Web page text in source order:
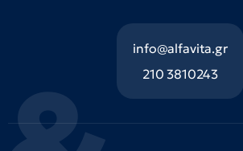
info@alfavita.gr
210 3810243